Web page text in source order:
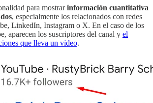
para mostrarinformación cuantitativa
, especialmente los relacionados con redes
LinkedIn, Instagram o X. En el caso de los
aparecen los suscriptores del canal y el
que lleva un vídeo.